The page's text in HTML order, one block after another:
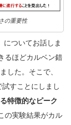
の重要性
についてお話しま
るほどカルベン錯
した。そこで、
すことにしまし
特徴的なピーク
の実験結果がカル